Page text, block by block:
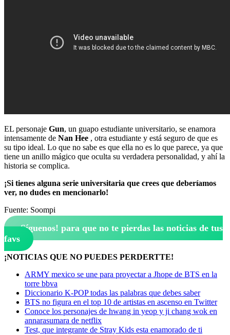
EL personaje Gun, un guapo estudiante universitario, se enamora
intensamente de Nan Hee , otra estudiante y está seguro de que es
su tipo ideal. Lo que no sabe es que ella no es lo que parece, ya que
tiene un anillo mágico que oculta su verdadera personalidad, y ahí la
historia se complica.
¡Si tienes alguna serie universitaria que crees que deberíamos
ver, no dudes en mencionarlo!
Fuente: Soompi
¡Síguenos! para que no te pierdas las noticias de tus
favs
¡NOTICIAS QUE NO PUEDES PERDERTTE!
ARMY mexico se une para proyectar a Jhope de BTS en la
torre bbva
Diccionario K-POP todas las palabras que debes saber
BTS no figura en el top 10 de artistas en ascenso en Twitter
Conoce los personajes de hwang in yeop y ji chang wok en
annarasumara de netflix
Test, que integrante de Stray Kids esta enamorado de ti